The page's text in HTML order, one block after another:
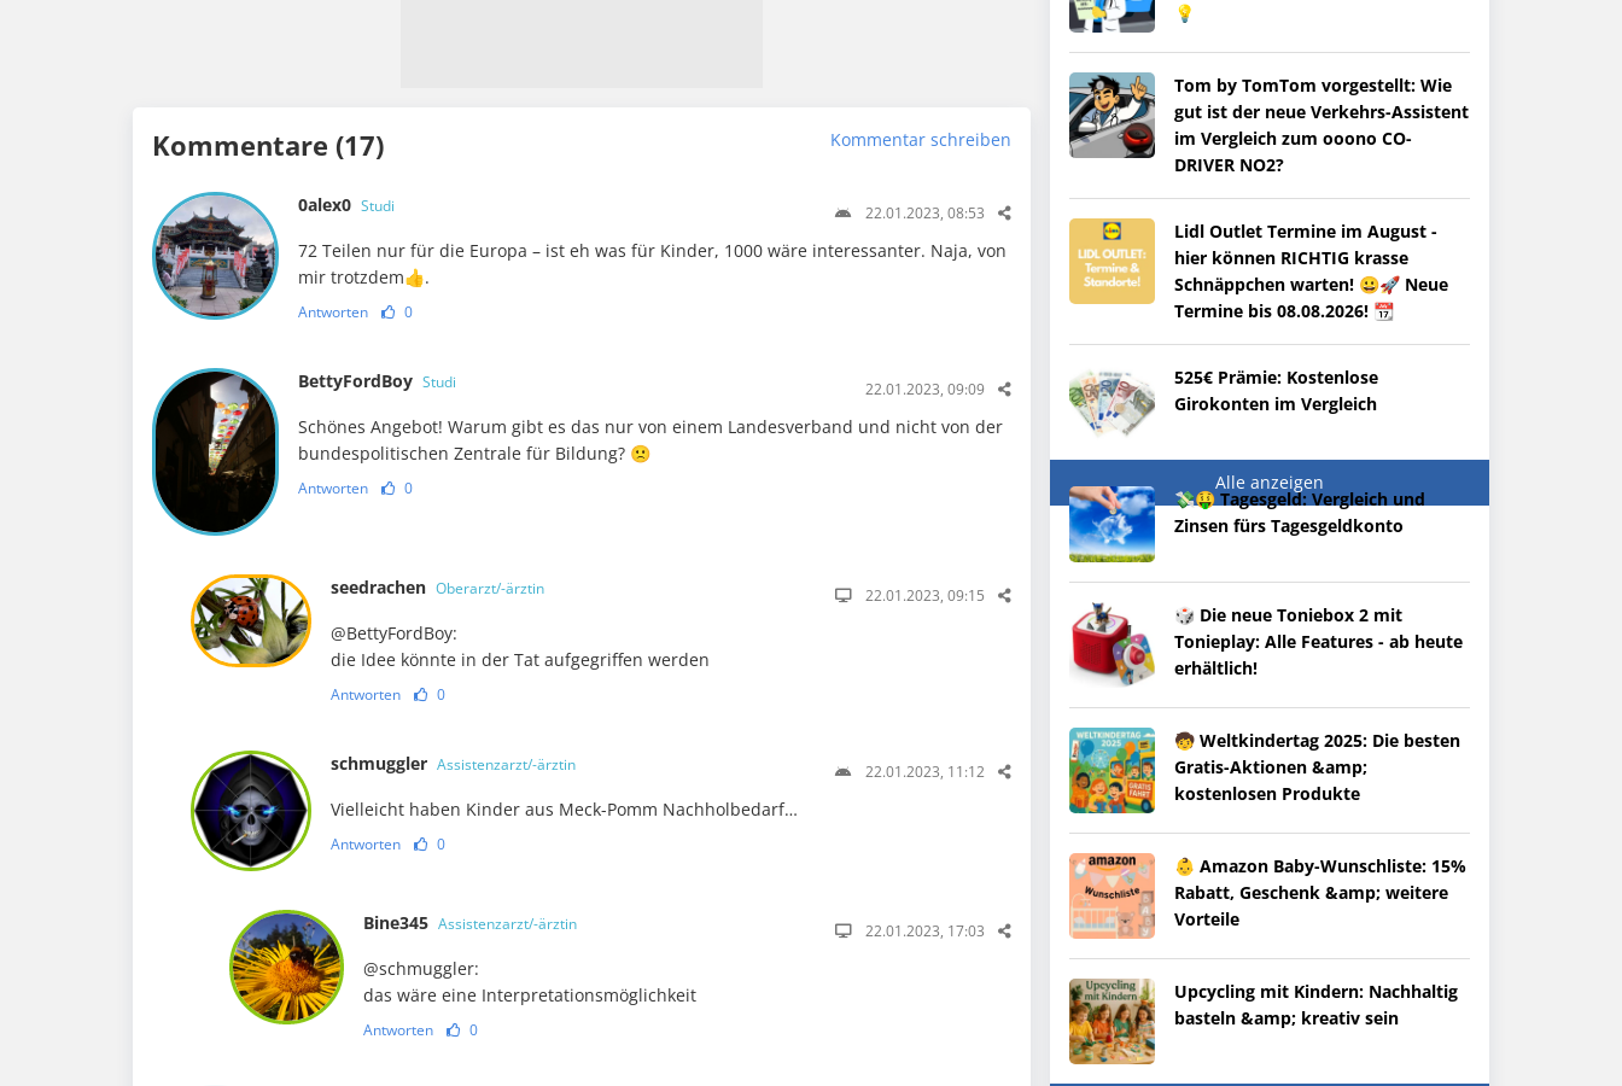
Kommentare (17) Kommentar schreiben
0alex0 Studi 22.01.2023, 08:53
72 Teilen nur für die Europa – ist eh was für Kinder, 1000 wäre interessanter. Naja, von
mir trotzdem👍.
Antworten 0
BettyFordBoy Studi 22.01.2023, 09:09
Schönes Angebot! Warum gibt es das nur von einem Landesverband und nicht von der
bundespolitischen Zentrale für Bildung? 🙁
Antworten 0
seedrachen Oberarzt/-ärztin 22.01.2023, 09:15
@BettyFordBoy:
die Idee könnte in der Tat aufgegriffen werden
Antworten 0
schmuggler Assistenzarzt/-ärztin 22.01.2023, 11:12
Vielleicht haben Kinder aus Meck-Pomm Nachholbedarf…
Antworten 0
Bine345 Assistenzarzt/-ärztin 22.01.2023, 17:03
@schmuggler:
das wäre eine Interpretationsmöglichkeit
Antworten 0
💡
Tom by TomTom vorgestellt: Wie
gut ist der neue Verkehrs-Assistent
im Vergleich zum ooono CO-
DRIVER NO2?
Lidl Outlet Termine im August -
hier können RICHTIG krasse
Schnäppchen warten! 😀🚀 Neue
Termine bis 08.08.2026! 📆
525€ Prämie: Kostenlose
Girokonten im Vergleich
Alle anzeigen
💸🤑 Tagesgeld: Vergleich und
Zinsen fürs Tagesgeldkonto
🎲 Die neue Toniebox 2 mit
Tonieplay: Alle Features - ab heute
erhältlich!
🧒 Weltkindertag 2025: Die besten
Gratis-Aktionen &amp;
kostenlosen Produkte
👶 Amazon Baby-Wunschliste: 15%
Rabatt, Geschenk &amp; weitere
Vorteile
Upcycling mit Kindern: Nachhaltig
basteln &amp; kreativ sein